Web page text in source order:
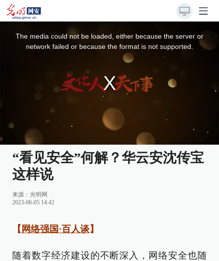
The media could not be loaded, either because the server or
network failed or because the format is not supported.
“看见安全”何解？华云安沈传宝
这样说
来源： 光明网
2023-06-05 14:42
【 网络强国·百人谈】
随着数字经济建设的不断深入，网络安全也随